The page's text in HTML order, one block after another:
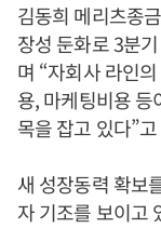
김동희 메리츠종
장성 둔화로 3분
며 “자회사 라인
용, 마케팅비용
목을 잡고 있다”
새 성장동력 확보
자 기조를 보이고